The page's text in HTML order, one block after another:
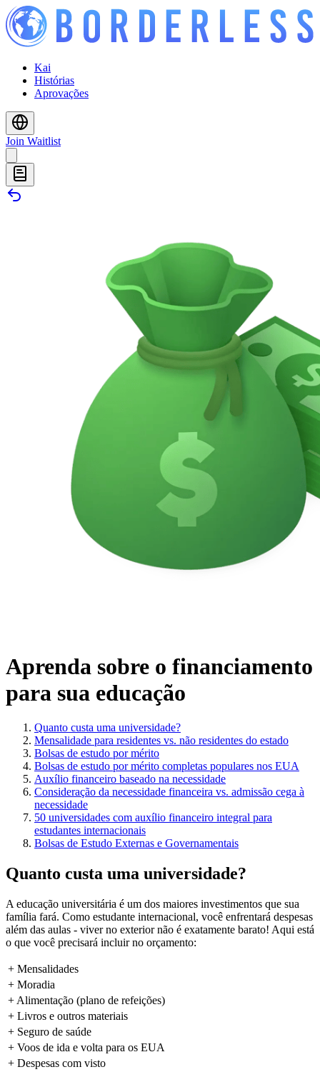
Kai
Histórias
Aprovações
Join Waitlist
Aprenda sobre o financiamento
para sua educação
Quanto custa uma universidade?
Mensalidade para residentes vs. não residentes do estado
Bolsas de estudo por mérito
Bolsas de estudo por mérito completas populares nos EUA
Auxílio financeiro baseado na necessidade
Consideração da necessidade financeira vs. admissão cega à
necessidade
50 universidades com auxílio financeiro integral para
estudantes internacionais
Bolsas de Estudo Externas e Governamentais
Quanto custa uma universidade?
A educação universitária é um dos maiores investimentos que sua
família fará. Como estudante internacional, você enfrentará despesas
além das aulas - viver no exterior não é exatamente barato! Aqui está
o que você precisará incluir no orçamento:
+ Mensalidades
+ Moradia
+ Alimentação (plano de refeições)
+ Livros e outros materiais
+ Seguro de saúde
+ Voos de ida e volta para os EUA
+ Despesas com visto